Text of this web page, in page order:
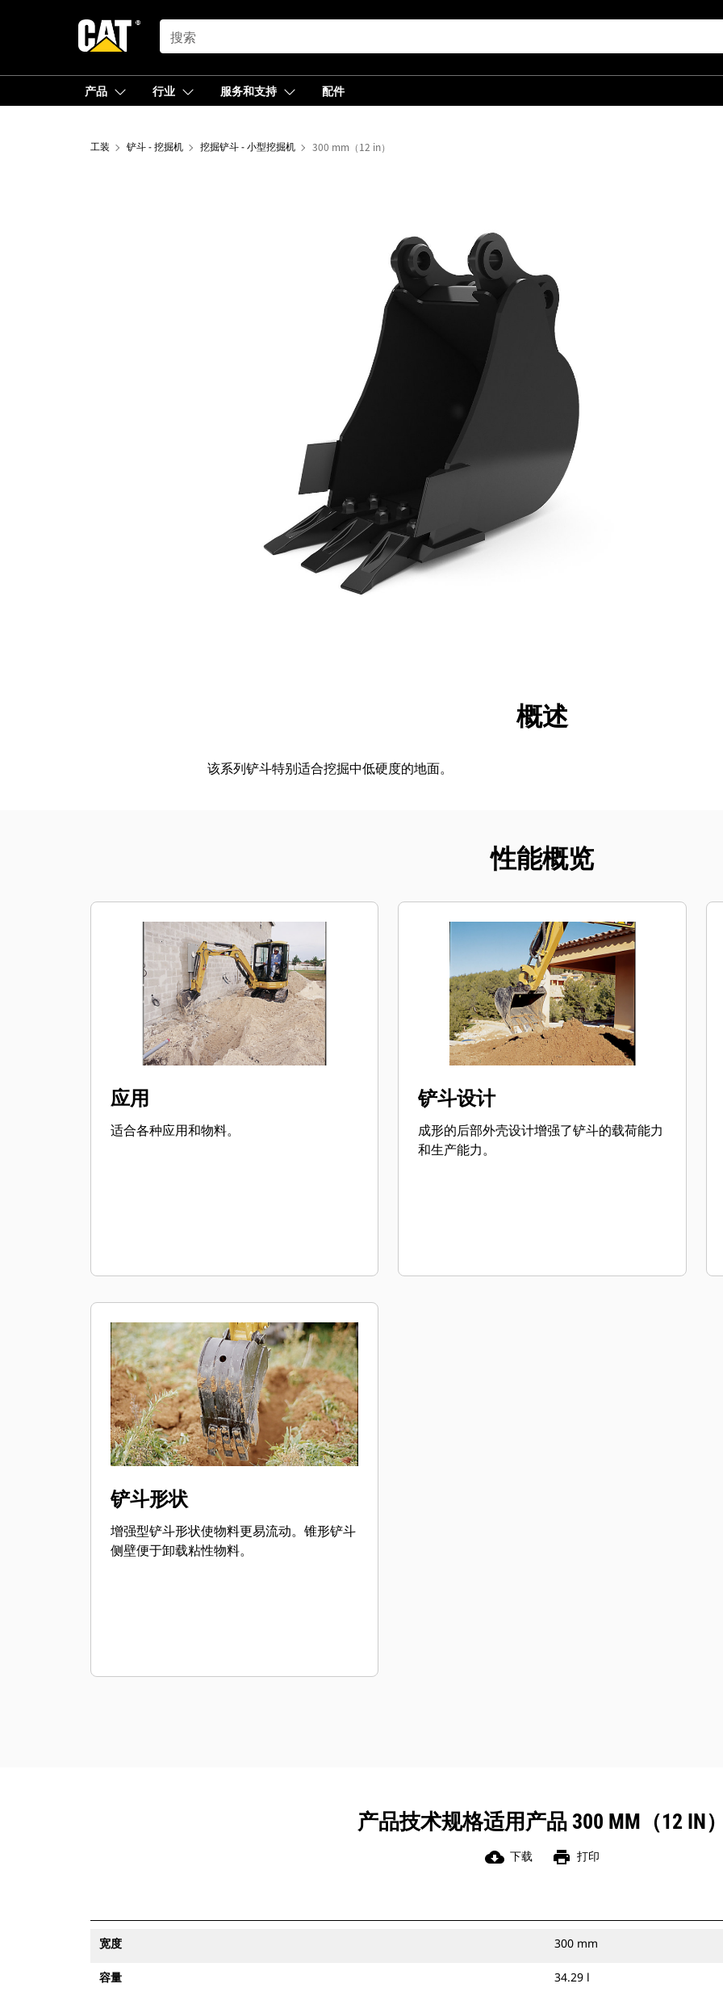
SEARCH
产品 行业 服务和支持 配件
工装 铲斗 - 挖掘机 挖掘铲斗 - 小型挖掘机 300 mm（12 in）
展示
概述
该系列铲斗特别适合挖掘中低硬度的地面。
性能概览
应用
适合各种应用和物料。
铲斗设计
成形的后部外壳设计增强了铲斗的载荷能力
和生产能力。
铲斗形状
增强型铲斗形状使物料更易流动。锥形铲斗
侧壁便于卸载粘性物料。
产品技术规格适用产品 300 MM（12 IN
cloud_download 下载 print 打印
宽度 300 mm
容量 34.29 l